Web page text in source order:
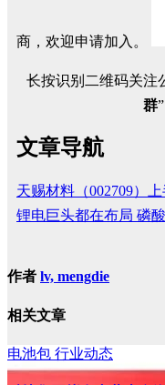
商，欢迎申请加入。
长按识别二维码关注
群
文章导航
天赐材料（002709）
锂电巨头都在布局 磷
作者 lv, mengdie
相关文章
电池包 行业动态